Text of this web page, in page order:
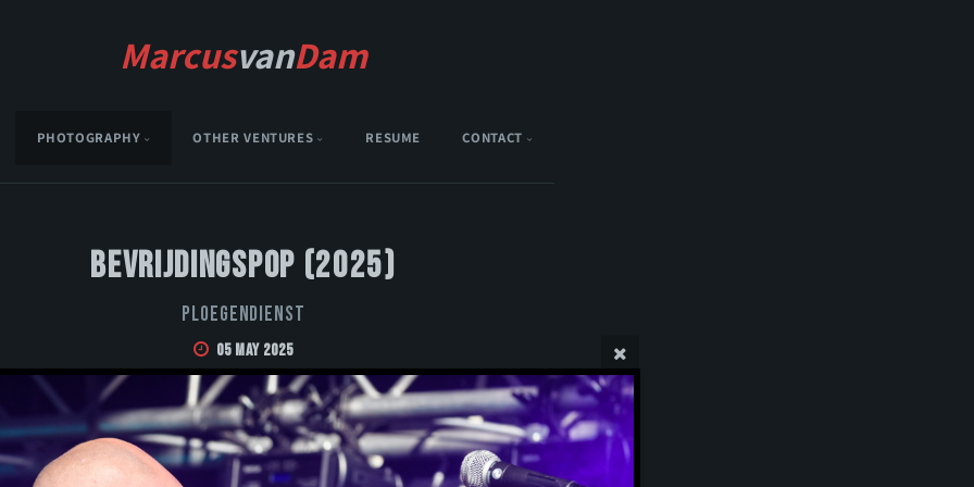
MarcusvanDam
PHOTOGRAPHY OTHER VENTURES RESUME CONTACT
Bevrijdingspop (2025)
Ploegendienst
05 May 2025